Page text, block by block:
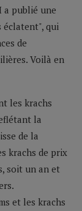
a publié une
éclatent", qui
de
Voilà en
les krachs
la
de la
krachs de prix
soit un an et
et les krachs